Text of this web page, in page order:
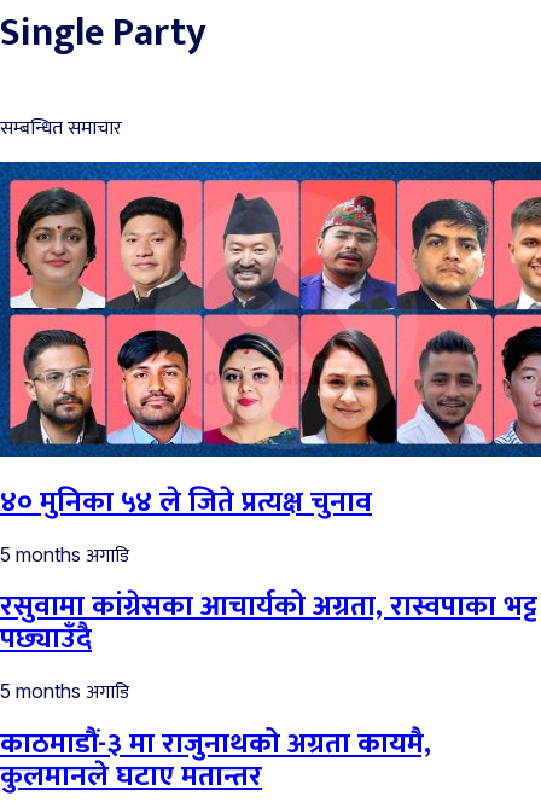
Single Party
सम्बन्धित समाचार
४० मुनिका ५४ ले जिते प्रत्यक्ष चुनाव
5 months अगाडि
रसुवामा कांग्रेसका आचार्यको अग्रता, रास्वपाका भट्ट
पछ्याउँदै
5 months अगाडि
काठमाडौं-३ मा राजुनाथको अग्रता कायमै,
कुलमानले घटाए मतान्तर